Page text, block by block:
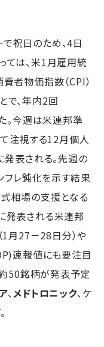
祝日のため、4日
ては、米1月雇用統
者物価指数（CPI）
で、年内2回
。今週は米連邦準
注視する12月個人
表される。先週の
レ鈍化を示す結果
相場の支援となる
発表される米連邦
1月27－28日分）や
速報値にも要注目
50銘柄が発表予定
、 メドトロニック、ケ